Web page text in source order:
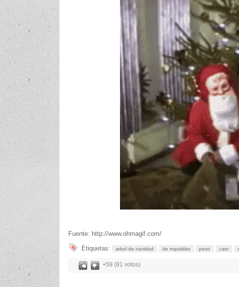
Fuente: http://www.ohmagif.com/
Etiquetas:
arbol de navidad de espaldas peso caer
+59 (81 votos)